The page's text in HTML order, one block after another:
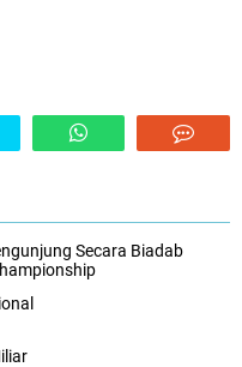
Secara Biadab